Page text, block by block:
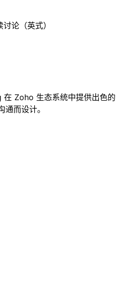
论（英式）
Zoho 生态系统中提供出色的
而设计。